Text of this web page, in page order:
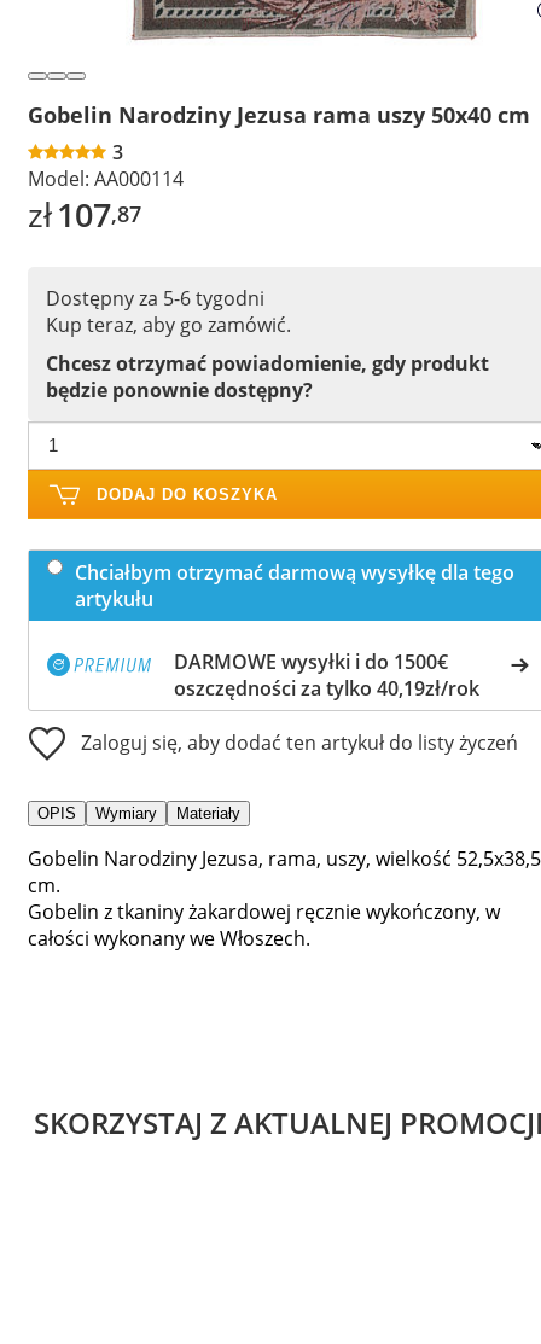
Gobelin Narodziny Jezusa rama uszy 50x40 cm
3
Model: AA000114
zł107,87
Dostępny za 5-6 tygodni
Kup teraz, aby go zamówić.
Chcesz otrzymać powiadomienie, gdy produkt
będzie ponownie dostępny?
DODAJ DO KOSZYKA
Chciałbym otrzymać darmową wysyłkę dla tego
artykułu
DARMOWE wysyłki i do 1500€
oszczędności za tylko 40,19zł/rok
Zaloguj się, aby dodać ten artykuł do listy życzeń
OPIS Wymiary Materiały
Gobelin Narodziny Jezusa, rama, uszy, wielkość 52,5x38,5
cm.
Gobelin z tkaniny żakardowej ręcznie wykończony, w
całości wykonany we Włoszech.
SKORZYSTAJ Z AKTUALNEJ